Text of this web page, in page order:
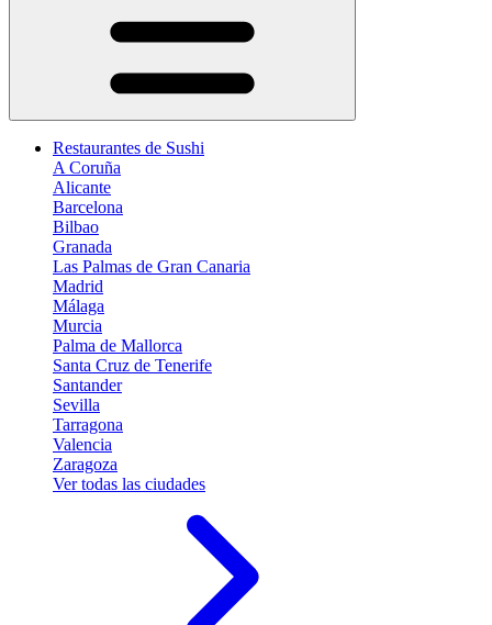
Restaurantes de Sushi
A Coruña
Alicante
Barcelona
Bilbao
Granada
Las Palmas de Gran Canaria
Madrid
Málaga
Murcia
Palma de Mallorca
Santa Cruz de Tenerife
Santander
Sevilla
Tarragona
Valencia
Zaragoza
Ver todas las ciudades